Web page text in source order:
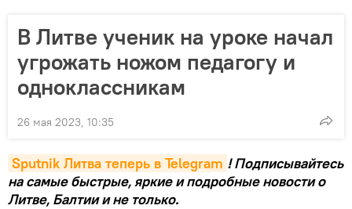
В Литве ученик на уроке начал
угрожать ножом педагогу и
одноклассникам
26 мая 2023, 10:35
Sputnik Литва теперь в Telegram ! Подписывайтесь
на самые быстрые, яркие и подробные новости о
Литве, Балтии и не только.